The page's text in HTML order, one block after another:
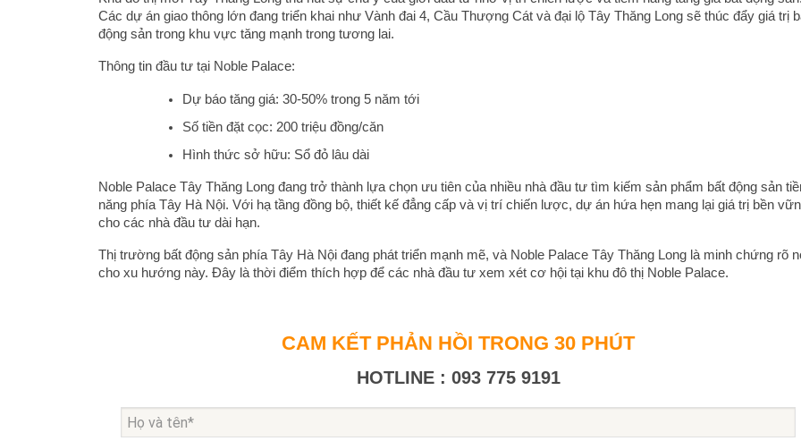
Các dự án giao thông lớn đang triển khai như Vành đai 4, Cầu Thượng Cát và đại lộ Tây Thăng Long sẽ thúc đẩy giá trị
động sản trong khu vực tăng mạnh trong tương lai.
Thông tin đầu tư tại Noble Palace:
Dự báo tăng giá: 30-50% trong 5 năm tới
Số tiền đặt cọc: 200 triệu đồng/căn
Hình thức sở hữu: Sổ đỏ lâu dài
Noble Palace Tây Thăng Long đang trở thành lựa chọn ưu tiên của nhiều nhà đầu tư tìm kiếm sản phẩm bất động sản
năng phía Tây Hà Nội. Với hạ tầng đồng bộ, thiết kế đẳng cấp và vị trí chiến lược, dự án hứa hẹn mang lại giá trị bền
cho các nhà đầu tư dài hạn.
Thị trường bất động sản phía Tây Hà Nội đang phát triển mạnh mẽ, và Noble Palace Tây Thăng Long là minh chứng rõ
cho xu hướng này. Đây là thời điểm thích hợp để các nhà đầu tư xem xét cơ hội tại khu đô thị Noble Palace.
CAM KẾT PHẢN HỒI TRONG 30 PHÚT
HOTLINE : 093 775 9191